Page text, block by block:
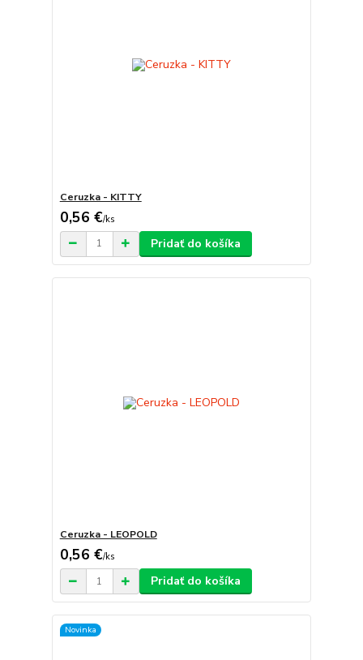
Ceruzka - KITTY
0,56 €/ks
Pridať do košíka
Ceruzka - LEOPOLD
0,56 €/ks
Pridať do košíka
Novinka